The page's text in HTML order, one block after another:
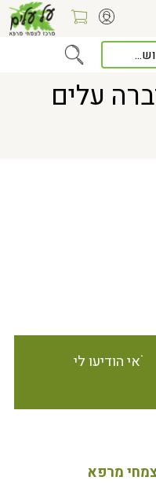
עלים
הודיעו לי
מרפא